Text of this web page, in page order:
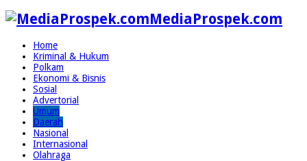
MediaProspek.com
Home
Kriminal & Hukum
Polkam
Ekonomi & Bisnis
Sosial
Advertorial
Umum
Daerah
Nasional
Internasional
Olahraga